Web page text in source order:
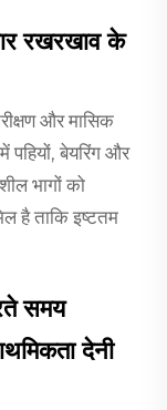
रखरखाव के
और मासिक
पहियों, बेयरिंग और
भागों को
है ताकि इष्टतम
समय
देनी